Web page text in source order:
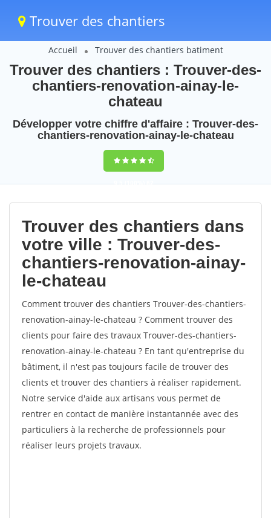
Trouver des chantiers
Accueil Trouver des chantiers batiment
Trouver des chantiers : Trouver-des-
chantiers-renovation-ainay-le-
chateau
Développer votre chiffre d'affaire : Trouver-des-
chantiers-renovation-ainay-le-chateau
9,5(100%)82
votes
Trouver des chantiers dans
votre ville : Trouver-des-
chantiers-renovation-ainay-
le-chateau
Comment trouver des chantiers Trouver-des-chantiers-
renovation-ainay-le-chateau ? Comment trouver des
clients pour faire des travaux Trouver-des-chantiers-
renovation-ainay-le-chateau ? En tant qu'entreprise du
bâtiment, il n'est pas toujours facile de trouver des
clients et trouver des chantiers à réaliser rapidement.
Notre service d'aide aux artisans vous permet de
rentrer en contact de manière instantannée avec des
particuliers à la recherche de professionnels pour
réaliser leurs projets travaux.